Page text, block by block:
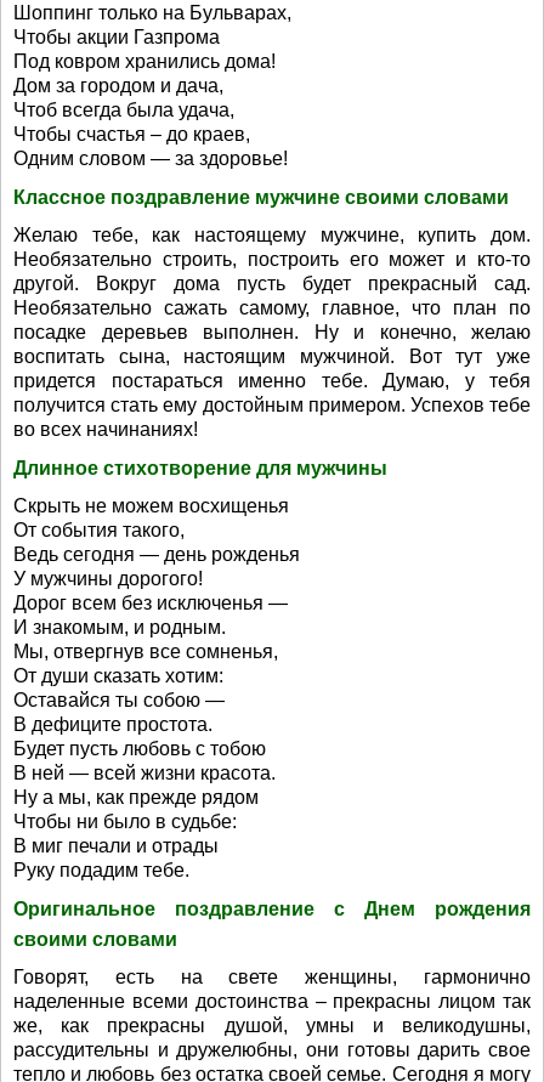
Шоппинг только на Бульварах,
Чтобы акции Газпрома
Под ковром хранились дома!
Дом за городом и дача,
Чтоб всегда была удача,
Чтобы счастья – до краев,
Одним словом — за здоровье!
Классное поздравление мужчине своими словами
Желаю тебе, как настоящему мужчине, купить дом.
Необязательно строить, построить его может и кто-то
другой. Вокруг дома пусть будет прекрасный сад.
Необязательно сажать самому, главное, что план по
посадке деревьев выполнен. Ну и конечно, желаю
воспитать сына, настоящим мужчиной. Вот тут уже
придется постараться именно тебе. Думаю, у тебя
получится стать ему достойным примером. Успехов тебе
во всех начинаниях!
Длинное стихотворение для мужчины
Скрыть не можем восхищенья
От события такого,
Ведь сегодня — день рожденья
У мужчины дорогого!
Дорог всем без исключенья —
И знакомым, и родным.
Мы, отвергнув все сомненья,
От души сказать хотим:
Оставайся ты собою —
В дефиците простота.
Будет пусть любовь с тобою
В ней — всей жизни красота.
Ну а мы, как прежде рядом
Чтобы ни было в судьбе:
В миг печали и отрады
Руку подадим тебе.
Оригинальное поздравление с Днем рождения
своими словами
Говорят, есть на свете женщины, гармонично
наделенные всеми достоинства – прекрасны лицом так
же, как прекрасны душой, умны и великодушны,
рассудительны и дружелюбны, они готовы дарить свое
тепло и любовь без остатка своей семье. Сегодня я могу